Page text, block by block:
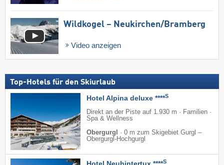
Wildkogel – Neukirchen/​Bramberg
Video anzeigen
Top-Hotels für den Skiurlaub
Hotel Alpina deluxe ****S
Direkt an der Piste auf 1.930 m · Familien ·
Spa & Wellness
Obergurgl
· 0 m zum Skigebiet Gurgl –
Obergurgl-Hochgurgl
S